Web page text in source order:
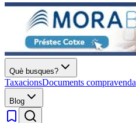
Què busques?
TaxacionsDocuments compravenda
Blog